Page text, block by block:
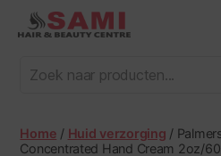
Afro
Hair
Beauty
Centre
Home / Huid verzorging /
Concentrated Hand Cream 2oz/